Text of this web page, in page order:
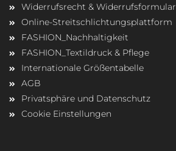
Widerrufsrecht & Widerrufsformular
Online-Streitschlichtungsplattform
FASHION_Nachhaltigkeit
FASHION_Textildruck & Pflege
Internationale Größentabelle
AGB
Privatsphäre und Datenschutz
Cookie Einstellungen